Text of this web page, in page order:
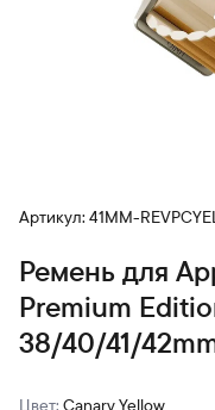
Артикул: 41MM-
Ремень для
Premium
38/40/41/
Цвет: Canary Yellow